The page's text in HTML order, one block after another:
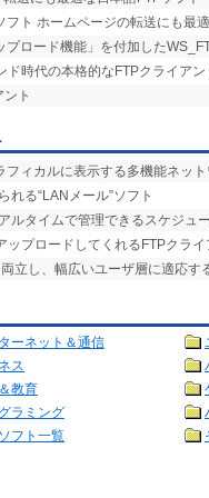
ト ホームページの転送にも最適
ロード機能」を付加した
時代の本格的なFTPクライア
ト
フィカルに表示する多機能ネッ
れる“LANメール”ソフト
ルタイムで管理できるスケジュ
プロードしてくれるFTPクライ
立し、幅広いユーザ層に適応す
ーネット＆通信
ス
教育
ラミング
フト一覧